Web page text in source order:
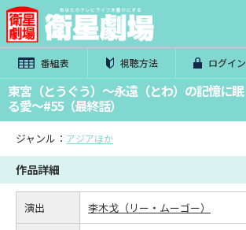
番組表 視聴方法 ログイン
東宮（とうぐう）～永遠（とわ）の記憶に眠
る愛～#55（最終話）
ジャンル： アジアほか
作品詳細
演出 李木戈（リー・ムーゴー）